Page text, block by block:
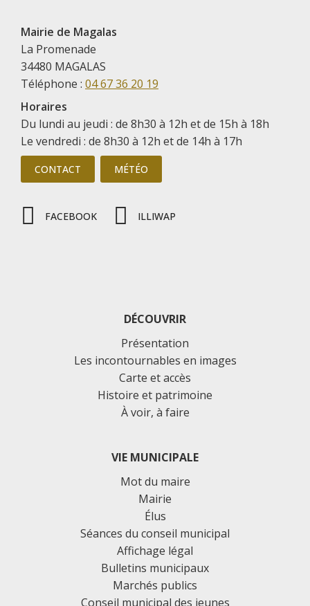
Mairie de Magalas
La Promenade
34480 MAGALAS
Téléphone : 04 67 36 20 19
Horaires
Du lundi au jeudi : de 8h30 à 12h et de 15h à 18h
Le vendredi : de 8h30 à 12h et de 14h à 17h
CONTACT MÉTÉO
FACEBOOK ILLIWAP
DÉCOUVRIR
Présentation
Les incontournables en images
Carte et accès
Histoire et patrimoine
À voir, à faire
VIE MUNICIPALE
Mot du maire
Mairie
Élus
Séances du conseil municipal
Affichage légal
Bulletins municipaux
Marchés publics
Conseil municipal des jeunes